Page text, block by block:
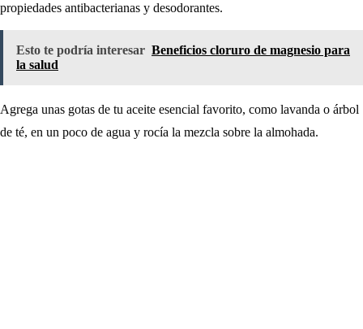
propiedades antibacterianas y desodorantes.
Esto te podría interesar Beneficios cloruro de magnesio para
la salud
Agrega unas gotas de tu aceite esencial favorito, como lavanda o árbol
de té, en un poco de agua y rocía la mezcla sobre la almohada.